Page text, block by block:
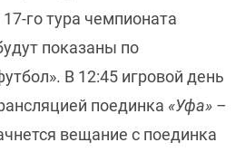
го тура чемпионата
показаны по
В 12:45 игровой день
поединка «Уфа» –
вещание с поединка